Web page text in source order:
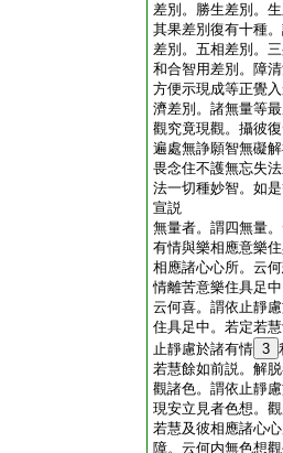
差別。勝生差別。
其果差別復有十種
差別。五相差別。
和合智用差別。障
方便示現成等正覺
濟差別。諸無量等
觀究竟現觀。攝彼
遍處無諍願智無礙
畏念住不護無忘失
法一切種妙智。如
宣説
無量者。謂四無量
有情與樂相應意樂
相應諸心心所。云
情離苦意樂住具足
云何喜。謂依止靜
住具足中。若定若
止靜慮於諸有情 3
若慧餘如前説。解
觀諸色。謂依止靜
現安立見者色想。
若慧及彼相應諸心
障。云何内無色想